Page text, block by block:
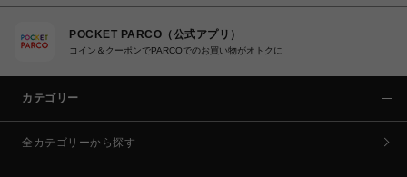
POCKET PARCO（公式アプリ）
コイン＆クーポンでPARCOでのお買い物がオトクに
カテゴリー
全カテゴリーから探す